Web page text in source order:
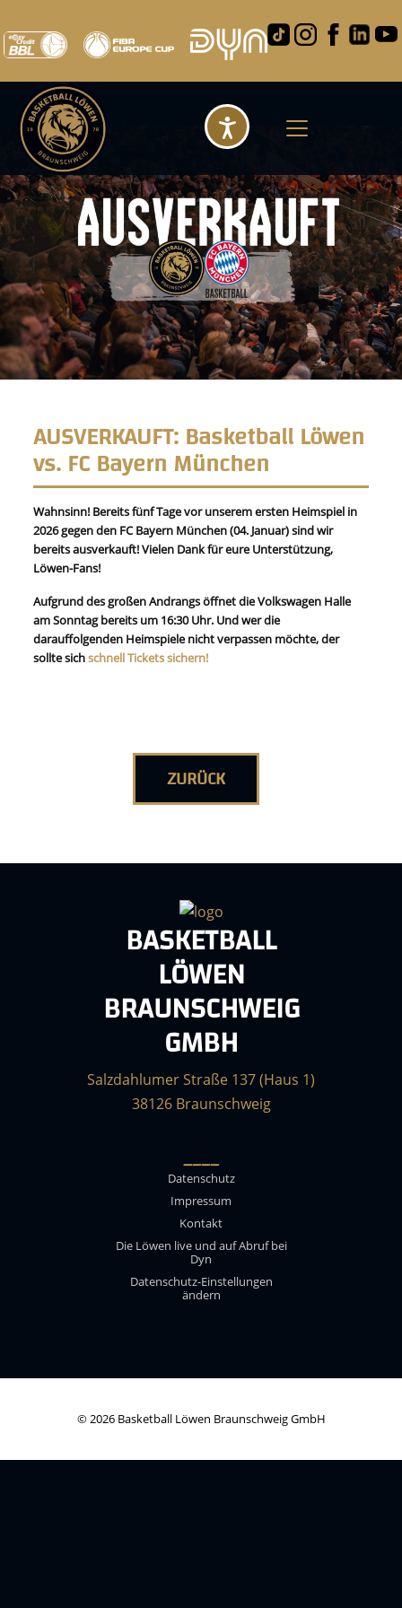
AUSVERKAUFT: Basketball Löwen
vs. FC Bayern München
Wahnsinn! Bereits fünf Tage vor unserem ersten Heimspiel in
2026 gegen den FC Bayern München (04. Januar) sind wir
bereits ausverkauft! Vielen Dank für eure Unterstützung,
Löwen-Fans!
Aufgrund des großen Andrangs öffnet die Volkswagen Halle
am Sonntag bereits um 16:30 Uhr. Und wer die
darauffolgenden Heimspiele nicht verpassen möchte, der
sollte sichschnell Tickets sichern!
ZURÜCK
BASKETBALL
LÖWEN
BRAUNSCHWEIG
GMBH
Salzdahlumer Straße 137 (Haus 1)
38126 Braunschweig
____
Datenschutz
Impressum
Kontakt
Die Löwen live und auf Abruf bei
Dyn
Datenschutz-Einstellungen
ändern
© 2026 Basketball Löwen Braunschweig GmbH